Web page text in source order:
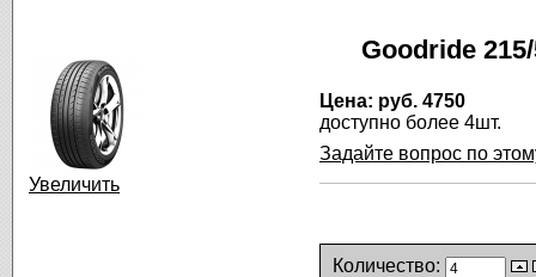
Увеличить
Goodride
Цена: руб. 4750
доступно более 4шт.
Задайте вопрос по
Количество: